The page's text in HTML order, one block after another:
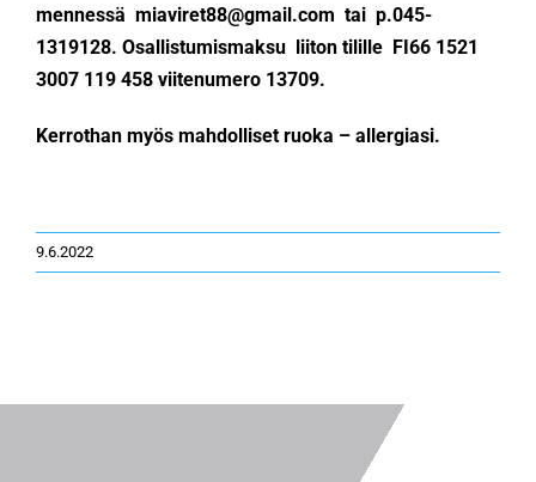
mennessä miaviret88@gmail.com tai p.045-
1319128. Osallistumismaksu liiton tilille FI66 1521
3007 119 458 viitenumero 13709.
Kerrothan myös mahdolliset ruoka – allergiasi.
9.6.2022